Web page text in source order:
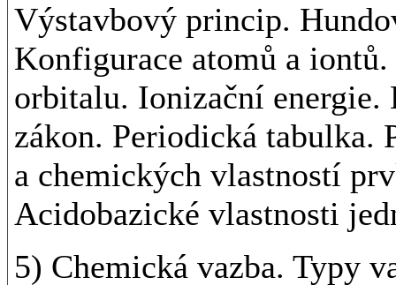
Výstavbový princip.
Konfigurace atomů a
orbitalu. Ionizační
zákon. Periodická
a chemických vlastností
Acidobazické vlastnosti
5) Chemická vazba. Typy